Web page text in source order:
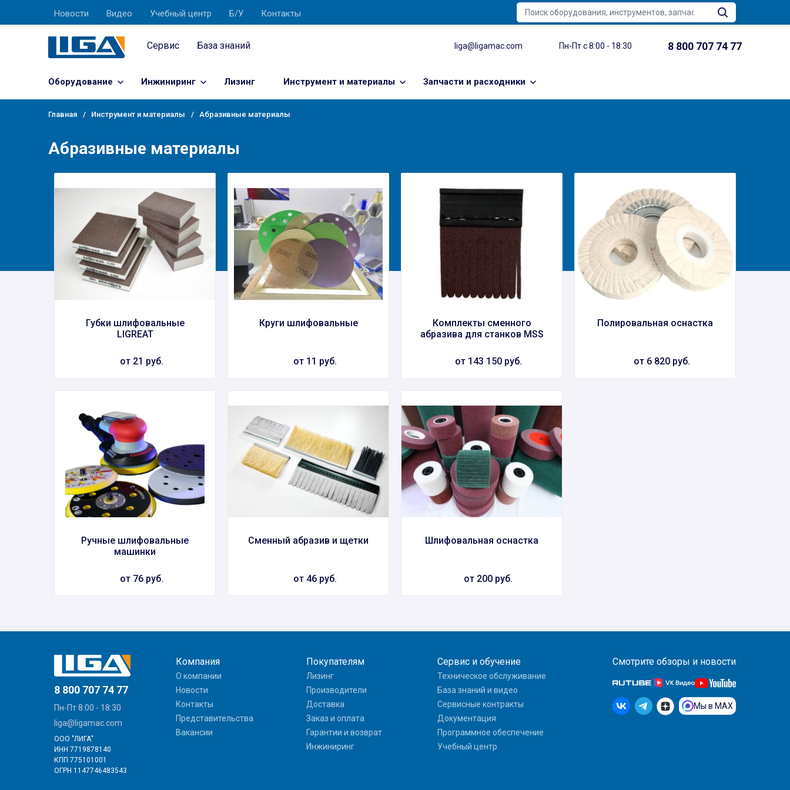
Новости Видео Учебный центр Б/У Контакты
Сервис База знаний liga@ligamac.com Пн-Пт с 8:00 - 18:30 8 800 707 74 77
Оборудование Инжиниринг Лизинг Инструмент и материалы Запчасти и расходники
Главная Инструмент и материалы Абразивные материалы
Абразивные материалы
Губки шлифовальные
LIGREAT
от 21 руб.
Круги шлифовальные
от 11 руб.
Комплекты сменного
абразива для станков MSS
от 143 150 руб.
Полировальная оснастка
от 6 820 руб.
Ручные шлифовальные
машинки
от 76 руб.
Сменный абразив и щетки
от 46 руб.
Шлифовальная оснастка
от 200 руб.
8 800 707 74 77
Пн-Пт 8:00 - 18:30
liga@ligamac.com
ООО "ЛИГА"
ИНН 7719878140
КПП 775101001
ОГРН 1147746483543
Компания
О компании
Новости
Контакты
Представительства
Вакансии
Покупателям
Лизинг
Производители
Доставка
Заказ и оплата
Гарантии и возврат
Инжиниринг
Сервис и обучение
Техническое обслуживание
База знаний и видео
Сервисные контракты
Документация
Программное обеспечение
Учебный центр
Смотрите обзоры и новости
Мы в MAX